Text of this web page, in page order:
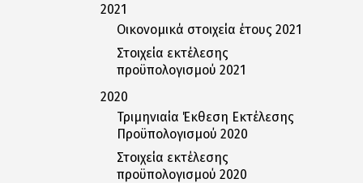
2021
Οικονομικά στοιχεία έτους 2021
Στοιχεία εκτέλεσης
προϋπολογισμού 2021
2020
Τριμηνιαία Έκθεση Εκτέλεσης
Προϋπολογισμού 2020
Στοιχεία εκτέλεσης
προϋπολογισμού 2020